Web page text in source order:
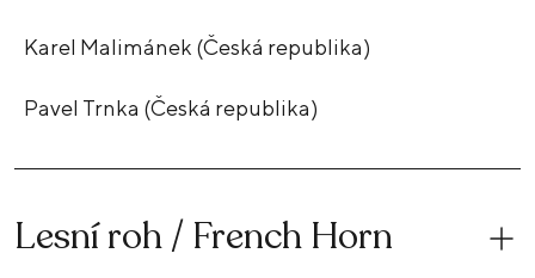
Karel Malimánek (Česká republika)
Pavel Trnka (Česká republika)
Lesní roh / French Horn